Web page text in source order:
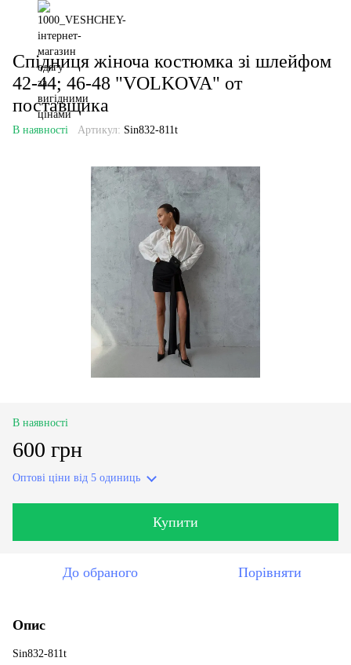
Спідниця жіноча костюмка зі шлейфом
42-44; 46-48 "VOLKOVA" от
поставщика
В наявності Артикул: Sin832-811t
В наявності
600 грн
Оптові ціни від 5 одиниць
Купити
До обраного Порівняти
Опис
Sin832-811t